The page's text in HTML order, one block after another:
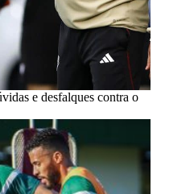
e desfalques contra o